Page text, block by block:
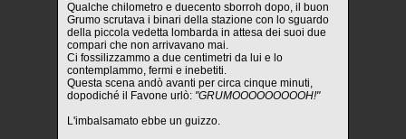
Qualche chilometro e duecento sborroh dopo, il buon
Grumo scrutava i binari della stazione con lo sguardo
della piccola vedetta lombarda in attesa dei suoi due
compari che non arrivavano mai.
Ci fossilizzammo a due centimetri da lui e lo
contemplammo, fermi e inebetiti.
Questa scena andò avanti per circa cinque minuti,
dopodiché il Favone urlò: "GRUMOOOOOOOOOH!"
L'imbalsamato ebbe un guizzo.